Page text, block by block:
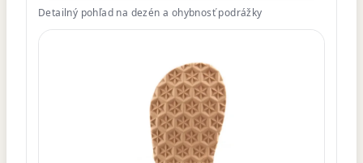
Detailný pohľad na dezén a ohybnosť podrážky